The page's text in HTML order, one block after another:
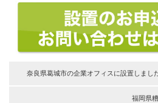
奈良県葛城市の企業オフィスに設置しまし
福岡県